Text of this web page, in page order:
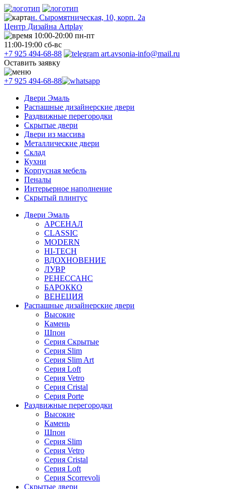
н. Сыромятническая, 10, корп. 2а
Центр Дизайна Artplay
10:00-20:00 пн-пт
11:00-19:00 сб-вс
+7 925 494-68-88
art.avsonia-info@mail.ru
Оставить заявку
+7 925 494-68-88
Двери Эмаль
Распашные дизайнерские двери
Раздвижные перегородки
Скрытые двери
Двери из массива
Металлические двери
Склад
Кухни
Корпусная мебель
Пеналы
Интерьерное наполнение
Скрытый плинтус
Двери Эмаль
АРСЕНАЛ
CLASSIC
MODERN
HI-TECH
ВДОХНОВЕНИЕ
ЛУВР
РЕНЕССАНС
БАРОККО
ВЕНЕЦИЯ
Распашные дизайнерские двери
Высокие
Камень
Шпон
Серия Скрытые
Серия Slim
Серия Slim Art
Серия Loft
Серия Vetro
Серия Cristal
Серия Porte
Раздвижные перегородки
Высокие
Камень
Шпон
Серия Slim
Серия Vetro
Серия Cristal
Серия Loft
Серия Scorrevoli
Скрытые двери